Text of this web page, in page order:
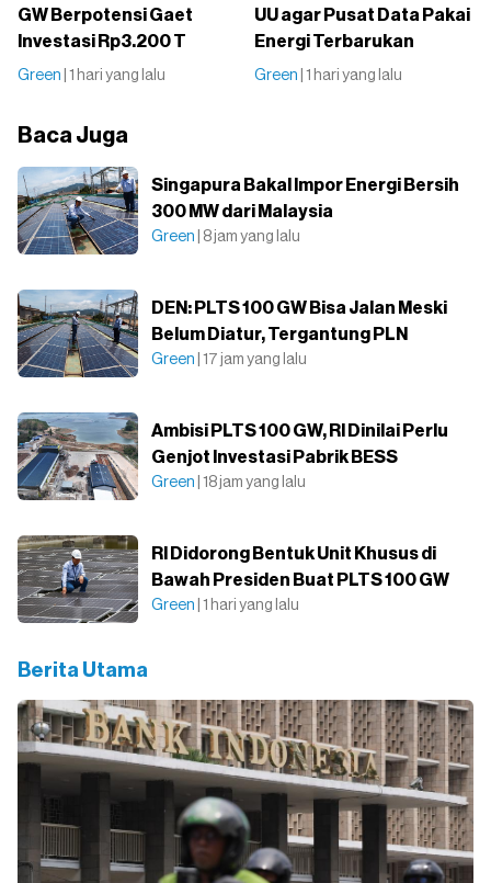
GW Berpotensi Gaet
Investasi Rp3.200 T
Green | 1 hari yang lalu
UU agar Pusat Data Pakai
Energi Terbarukan
Green | 1 hari yang lalu
Baca Juga
Singapura Bakal Impor Energi Bersih
300 MW dari Malaysia
Green | 8 jam yang lalu
DEN: PLTS 100 GW Bisa Jalan Meski
Belum Diatur, Tergantung PLN
Green | 17 jam yang lalu
Ambisi PLTS 100 GW, RI Dinilai Perlu
Genjot Investasi Pabrik BESS
Green | 18 jam yang lalu
RI Didorong Bentuk Unit Khusus di
Bawah Presiden Buat PLTS 100 GW
Green | 1 hari yang lalu
Berita Utama